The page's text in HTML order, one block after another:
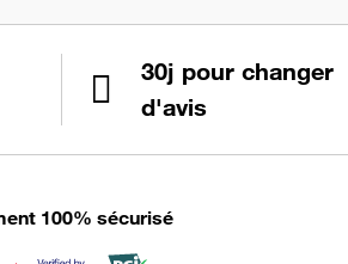
30j pour changer
d'avis
100% sécurisé